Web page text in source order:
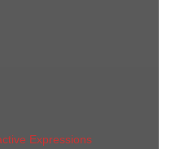
Expressions